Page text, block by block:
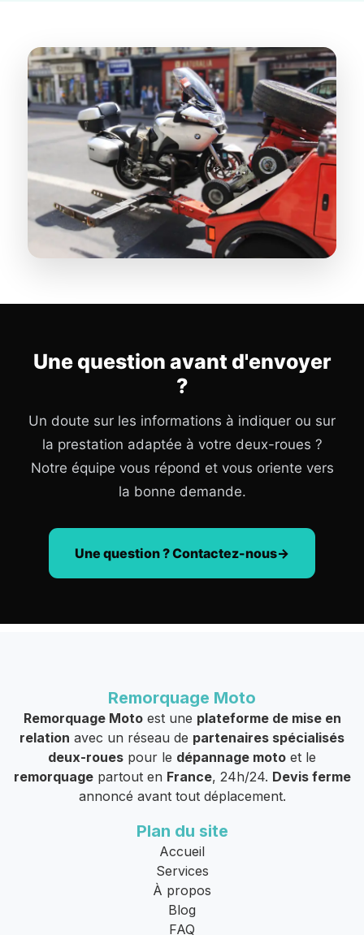
Une question avant d'envoyer
?
Un doute sur les informations à indiquer ou sur
la prestation adaptée à votre deux-roues ?
Notre équipe vous répond et vous oriente vers
la bonne demande.
Une question ? Contactez-nous
Remorquage Moto
Remorquage Motoest une plateforme de mise en
relation avec un réseau de partenaires spécialisés
deux-roues pour le dépannage moto et le
remorquagepartout en France, 24h/24. Devis ferme
annoncé avant tout déplacement.
Plan du site
Accueil
Services
À propos
Blog
FAQ